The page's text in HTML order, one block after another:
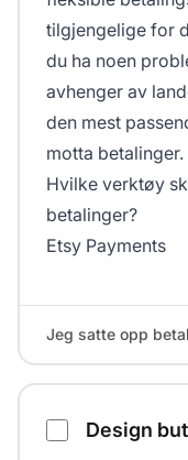
tilgjengelige for
du ha noen
avhenger av
den mest
motta betalinger.
Hvilke verktøy
betalinger?
Etsy Payments
Jeg satte opp
Design